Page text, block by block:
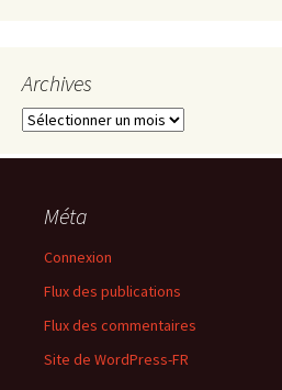
Archives
Archives
Méta
Connexion
Flux des publications
Flux des commentaires
Site de WordPress-FR